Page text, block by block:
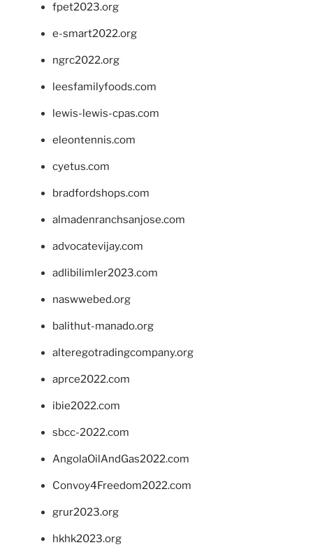
fpet2023.org
e-smart2022.org
ngrc2022.org
leesfamilyfoods.com
lewis-lewis-cpas.com
eleontennis.com
cyetus.com
bradfordshops.com
almadenranchsanjose.com
advocatevijay.com
adlibilimler2023.com
naswwebed.org
balithut-manado.org
alteregotradingcompany.org
aprce2022.com
ibie2022.com
sbcc-2022.com
AngolaOilAndGas2022.com
Convoy4Freedom2022.com
grur2023.org
hkhk2023.org